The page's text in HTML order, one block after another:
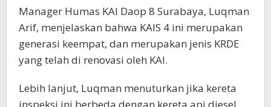
Manager Humas KAI Daop 8 Surabaya, Luqman
Arif, menjelaskan bahwa KAIS 4 ini merupakan
generasi keempat, dan merupakan jenis KRDE
yang telah di renovasi oleh KAI.
Lebih lanjut, Luqman menuturkan jika kereta